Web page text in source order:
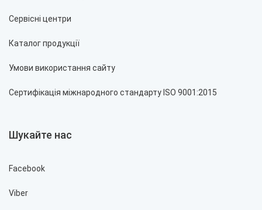
Сервісні центри
Каталог продукції
Умови використання сайту
Сертифікація міжнародного стандарту ISO 9001:2015
Шукайте нас
Facebook
Viber